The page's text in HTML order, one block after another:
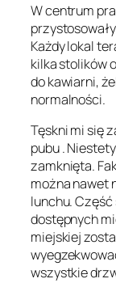
W centrum
Każdy lokal
kilka stolików
do kawiarni,
normalności.
Tęskni mi się
pubu .
zamknięta.
można nawet
lunchu.
dostępnych
miejskiej
wszystkie